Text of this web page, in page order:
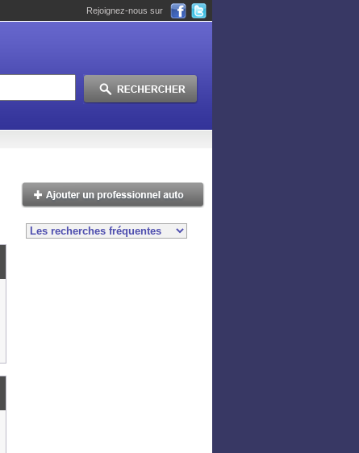
Rejoignez-nous sur